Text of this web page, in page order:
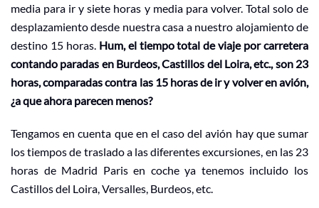
media para ir y siete horas y media para volver. Total solo de
desplazamiento desde nuestra casa a nuestro alojamiento de
destino 15 horas.Hum, el tiempo total de viaje por carretera
contando paradas en Burdeos, Castillos del Loira, etc., son 23
horas, comparadas contra las 15 horas de ir y volver en avión,
¿a que ahora parecen menos?
Tengamos en cuenta que en el caso del avión hay que sumar
los tiempos de traslado a las diferentes excursiones, en las 23
horas de Madrid Paris en coche ya tenemos incluido los
Castillos del Loira, Versalles, Burdeos, etc.